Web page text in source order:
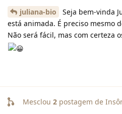
juliana-bio
Seja bem-vinda
está animada. É preciso mesmo
Não será fácil, mas com certeza
Mesclou 2 postagem de